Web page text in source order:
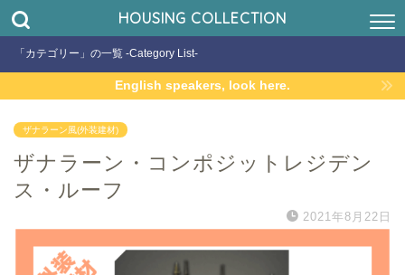
HOUSING COLLECTION
「カテゴリー」の一覧 -Category List-
English speakers, look here.
ザナラーン風(外装建材)
ザナラーン・コンポジットレジデン
ス・ルーフ
2021年8月22日